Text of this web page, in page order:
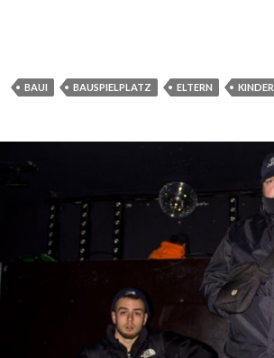
BAUI BAUSPIELPLATZ ELTERN KINDER